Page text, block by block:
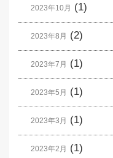
2023年10月 (1)
2023年8月 (2)
2023年7月 (1)
2023年5月 (1)
2023年3月 (1)
2023年2月 (1)